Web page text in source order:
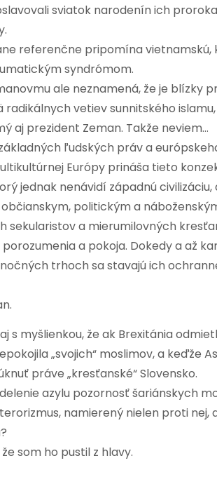
sviatok narodenín ich
referenčne pripomína
syndrómom.
ale neznamená, že je blízky
vetiev sunnitského
aj prezident Zeman. Takže neviem…
ľudských práv a
Európy prináša tieto
jednak nenávidí západnú
politickým a
sekularistov a mierumilovných
a pokoja. Dokedy a až
trhoch sa stavajú ich
s myšlienkou, že ak Brexitánia
„svojich“ moslimov, a keďže
práve „kresťanské“ Slovensko.
azylu pozornosť šariánskych
namierený nielen proti
som ho pustil z hlavy.